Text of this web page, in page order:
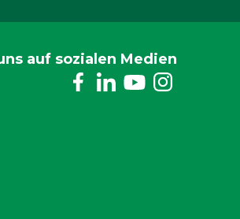
auf sozialen Medien